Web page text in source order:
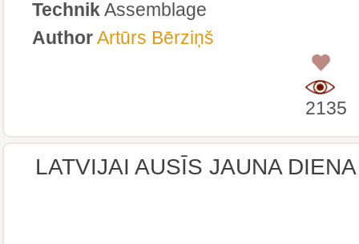
TechnikAssemblage
AuthorArtūrs Bērziņš
2135
LATVIJAI AUSĪS JAUNA DIENA